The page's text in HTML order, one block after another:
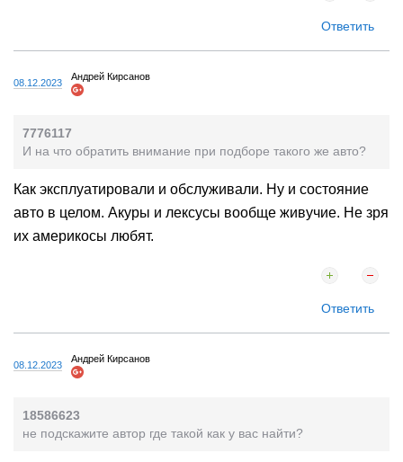
Ответить
08.12.2023
Андрей Кирсанов
7776117
И на что обратить внимание при подборе такого же авто?
Как эксплуатировали и обслуживали. Ну и состояние
авто в целом. Акуры и лексусы вообще живучие. Не зря
их америкосы любят.
Ответить
08.12.2023
Андрей Кирсанов
18586623
не подскажите автор где такой как у вас найти?